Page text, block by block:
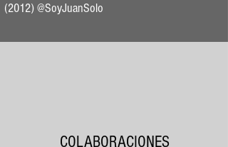
(2012) @SoyJuanSolo
COLABORACIONES